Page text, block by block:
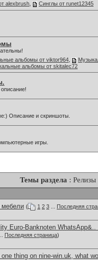
alexbrush Синглы от runet12345
альбомы от viktor964
альбомы от skitalec72
Описание и скриншоты.
игры.
Темы раздела : Релизы
мебели ( 1 2 3
Последняя
Euro-Banknoten
Последняя страница)
thing on nine-win.uk, what